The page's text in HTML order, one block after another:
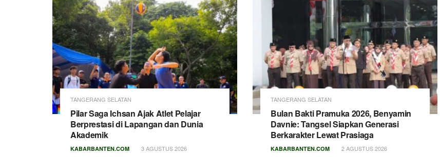
TANGERANG SELATAN
Pilar Saga Ichsan Ajak Atlet Pelajar
Berprestasi di Lapangan dan Dunia
Akademik
KABARBANTEN.COM 3 AGUSTUS 2026
TANGERANG SELATAN
Bulan Bakti Pramuka 2026, Benyamin
Davnie: Tangsel Siapkan Generasi
Berkarakter Lewat Prasiaga
KABARBANTEN.COM 2 AGUSTUS 2026